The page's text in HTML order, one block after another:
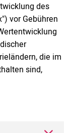
des
vor Gebühren
die im
sind,